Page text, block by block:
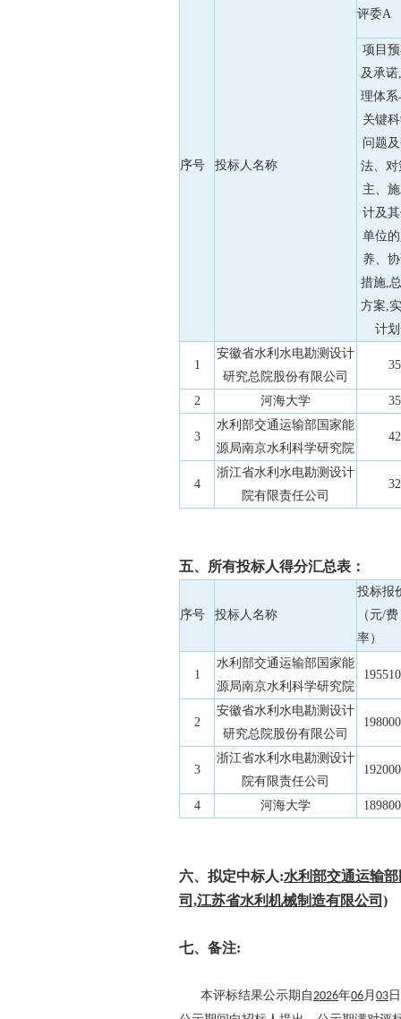
序号 投标人名称
评委A
项目
及承
理体系
关键
问题
法、对
主、
计及
单位
养、
措施,
方案,
计
1
安徽省水利水电勘测设计
研究总院股份有限公司
2 河海大学
3
水利部交通运输部国家能
源局南京水利科学研究院
4
浙江省水利水电勘测设计
院有限责任公司
五、所有投标人得分汇总表：
序号 投标人名称
投标报
（元/费
率）
1
水利部交通运输部国家能
源局南京水利科学研究院
2
安徽省水利水电勘测设计
研究总院股份有限公司
3
浙江省水利水电勘测设计
院有限责任公司
4 河海大学
六、拟定中标人:水利部交通运输
司,江苏省水利机械制造有限公司)
七、备注:
本评标结果公示期自 2026年06月 03